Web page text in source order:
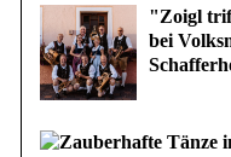
"Zoigl
bei